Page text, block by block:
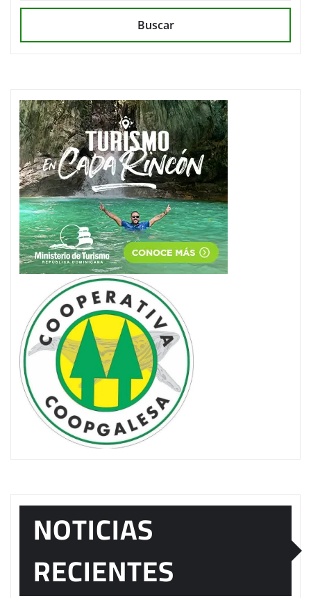
Buscar
NOTICIAS
RECIENTES